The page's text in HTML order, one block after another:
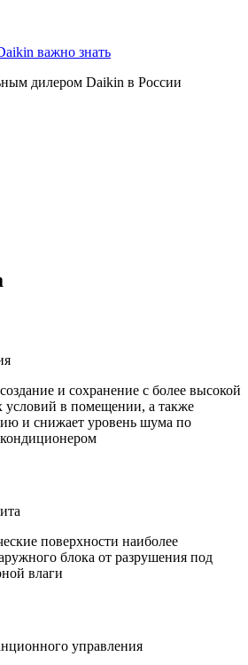
важно знать
дилером Daikin в России
и сохранение с более высокой
условий в помещении, а также
и снижает уровень шума по
поверхности наиболее
блока от разрушения под
влаги
управления